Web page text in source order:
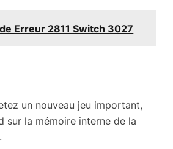
Erreur 2811 Switch 3027
un nouveau jeu important,
sur la mémoire interne de la